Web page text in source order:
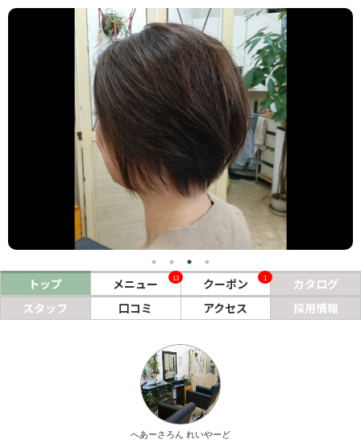
近くのサロンを探す
現在地から探す
エステサロン
リラクゼーションサロン
美容クリニック
トップ メニュー 13 クーポン 1
カタログ
スタッフ
口コミ アクセス 採用情報
へあーさろん れいやーど